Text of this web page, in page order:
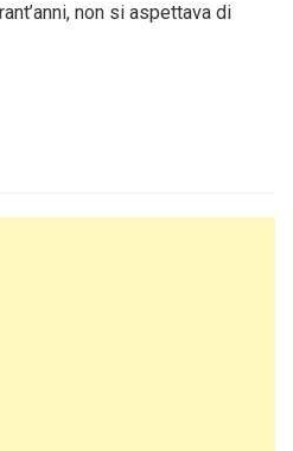
non si aspettava di